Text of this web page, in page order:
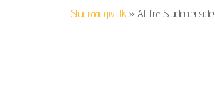
Studraadgiv.dk » Alt fra